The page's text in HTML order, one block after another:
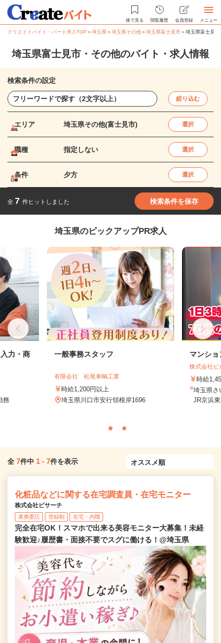
後で見る 閲覧履歴 会員登録 メニュー
クリエイトバイト・パート求人TOP ＞埼玉県＞埼玉県その他＞埼玉県富士見市＞埼玉県富士見
埼玉県富士見市・その他のバイト・求人情報
検索条件の設定
絞り込む
エリア 埼玉県その他(富士見市) 選択
職種 指定しない 選択
条件 夕方 選択
全 7 件ヒットしました 検索条件を保存
埼玉県のピックアップPR求人
力・商
務
一般事務スタッフ
有限会社 松尾車輌工業
時給1,200円以上
埼玉県川口市安行領根岸1696
マンシ
株式会社
時給
埼玉県さ
JR京浜
全 7件中 1 - 7件を表示
化粧品などに関する在宅調査員・在宅モニター
株式会社ビサーチ
業務委託 登録制 在宅・内職
完全在宅OK！スマホで出来る美容モニター大募集！未経
験歓迎♪履歴書・面接不要でスグに働ける！@埼玉県